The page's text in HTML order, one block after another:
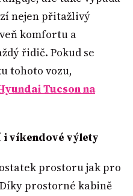
nejen přitažlivý
komfortu a
řidič. Pokud se
tohoto vozu,
Tucson na
víkendové výlety
prostoru jak pro
prostorné kabině